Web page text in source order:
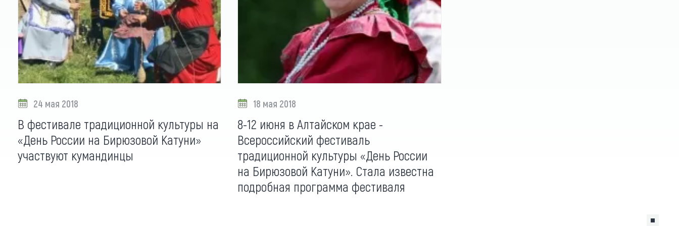
24 мая 2018
В фестивале традиционной культуры на
«День России на Бирюзовой Катуни»
участвуют кумандинцы
18 мая 2018
8-12 июня в Алтайском крае -
Всероссийский фестиваль
традиционной культуры «День России
на Бирюзовой Катуни». Стала известна
подробная программа фестиваля